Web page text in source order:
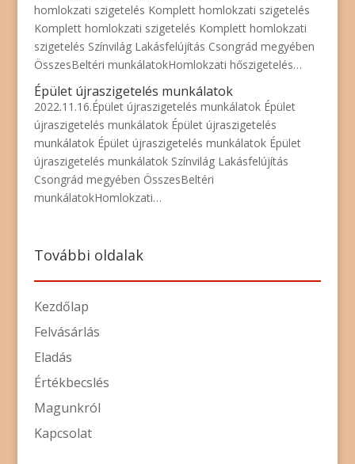
homlokzati szigetelés Komplett homlokzati szigetelés
Komplett homlokzati szigetelés Komplett homlokzati
szigetelés Színvilág Lakásfelújítás Csongrád megyében
ÖsszesBeltéri munkálatokHomlokzati hőszigetelés…
Épület újraszigetelés munkálatok
2022.11.16.Épület újraszigetelés munkálatok Épület
újraszigetelés munkálatok Épület újraszigetelés
munkálatok Épület újraszigetelés munkálatok Épület
újraszigetelés munkálatok Színvilág Lakásfelújítás
Csongrád megyében ÖsszesBeltéri
munkálatokHomlokzati…
További oldalak
Kezdőlap
Felvásárlás
Eladás
Értékbecslés
Magunkról
Kapcsolat